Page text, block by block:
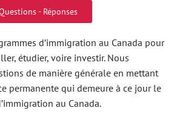
- Réponses
d’immigration au Canada pour
étudier, voire investir. Nous
de manière générale en mettant
permanente qui demeure à ce jour le
au Canada.